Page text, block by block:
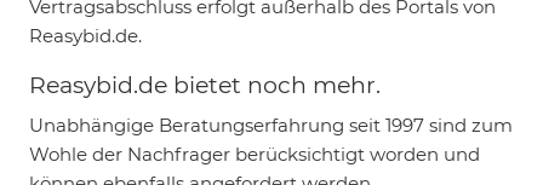
Vertragsabschluss erfolgt außerhalb des Portals von
Reasybid.de.
Reasybid.de bietet noch mehr.
Unabhängige Beratungserfahrung seit 1997 sind zum
Wohle der Nachfrager berücksichtigt worden und